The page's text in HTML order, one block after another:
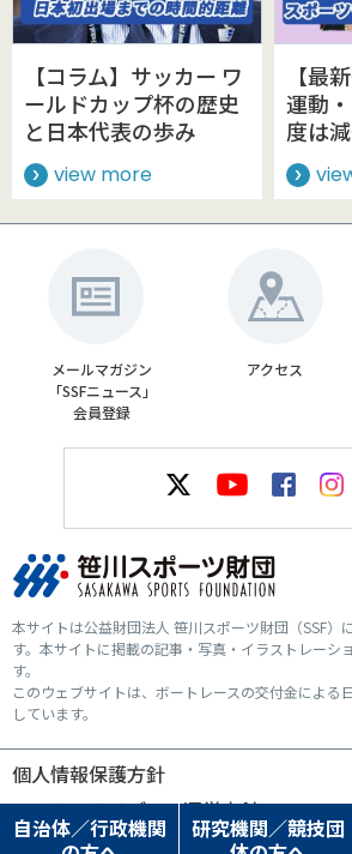
自治体／行政機関
研究機関／競技団
【コラム】サッカー ワ
ールドカップ杯の歴史
と日本代表の歩み
view more
【最
運動
度は
メールマガジン
「SSFニュース」
会員登録
アクセス
本サイトは公益財団法人 笹川スポーツ財団（SSF）
す。本サイトに掲載の記事・写真・イラストレーシ
す。
このウェブサイトは、ボートレースの交付金による
しています。
個人情報保護方針
ソーシャルメディア運営方針